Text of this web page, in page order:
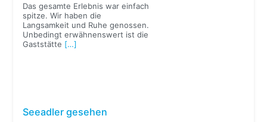
Das gesamte Erlebnis war einfach
spitze. Wir haben die
Langsamkeit und Ruhe genossen.
Unbedingt erwähnenswert ist die
Gaststätte […]
Seeadler gesehen